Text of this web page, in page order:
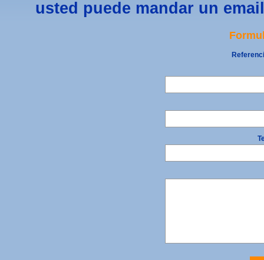
usted puede mandar un